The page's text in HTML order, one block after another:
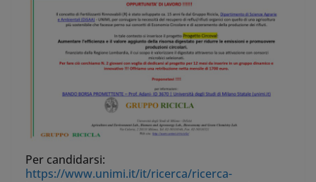
Per candidarsi:
https://www.unimi.it/it/ricerca/ricerca-